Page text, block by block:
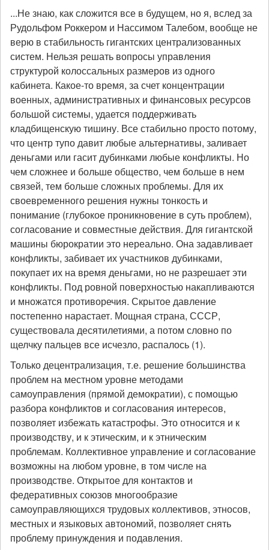
...Не знаю, как сложится все в будущем, но я, вслед за
Рудольфом Роккером и Нассимом Талебом, вообще не
верю в стабильность гигантских централизованных
систем. Нельзя решать вопросы управления
структурой колоссальных размеров из одного
кабинета. Какое-то время, за счет концентрации
военных, административных и финансовых ресурсов
большой системы, удается поддерживать
кладбищенскую тишину. Все стабильно просто потому,
что центр тупо давит любые альтернативы, заливает
деньгами или гасит дубинками любые конфликты. Но
чем сложнее и больше общество, чем больше в нем
связей, тем больше сложных проблемы. Для их
своевременного решения нужны тонкость и
понимание (глубокое проникновение в суть проблем),
согласование и совместные действия. Для гигантской
машины бюрократии это нереально. Она задавливает
конфликты, забивает их участников дубинками,
покупает их на время деньгами, но не разрешает эти
конфликты. Под ровной поверхностью накапливаются
и множатся противоречия. Скрытое давление
постепенно нарастает. Мощная страна, СССР,
существовала десятилетиями, а потом словно по
щелчку пальцев все исчезло, распалось (1).
Только децентрализация, т.е. решение большинства
проблем на местном уровне методами
самоуправления (прямой демократии), с помощью
разбора конфликтов и согласования интересов,
позволяет избежать катастрофы. Это относится и к
производству, и к этическим, и к этническим
проблемам. Коллективное управление и согласование
возможны на любом уровне, в том числе на
производстве. Открытое для контактов и
федеративных союзов многообразие
самоуправляющихся трудовых коллективов, этносов,
местных и языковых автономий, позволяет снять
проблему принуждения и подавления.